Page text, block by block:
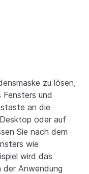
zu lösen,
und
an die
oder auf
Sie nach dem
wie
wird das
der Anwendung